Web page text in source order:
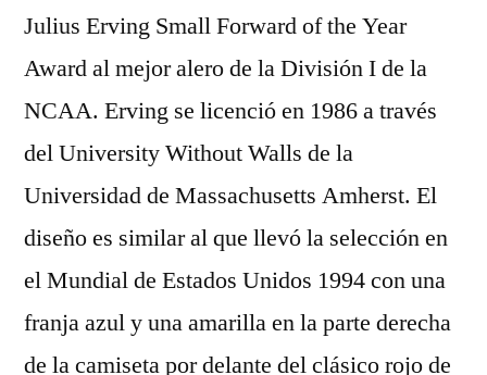
Julius Erving Small Forward of the Year
Award al mejor alero de la División I de la
NCAA. Erving se licenció en 1986 a través
del University Without Walls de la
Universidad de Massachusetts Amherst. El
diseño es similar al que llevó la selección en
el Mundial de Estados Unidos 1994 con una
franja azul y una amarilla en la parte derecha
de la camiseta por delante del clásico rojo de